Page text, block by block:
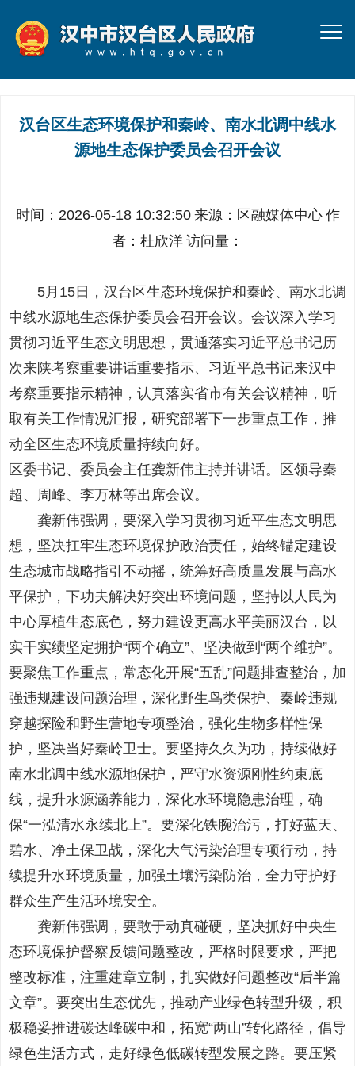
汉台区生态环境保护和秦岭、南水北调中线水
源地生态保护委员会召开会议
时间：2026-05-18 10:32:50 来源： 区融媒体中心 作
者： 杜欣洋 访问量：
5月15日，汉台区生态环境保护和秦岭、南水北调
中线水源地生态保护委员会召开会议。会议深入学习
贯彻习近平生态文明思想，贯通落实习近平总书记历
次来陕考察重要讲话重要指示、习近平总书记来汉中
考察重要指示精神，认真落实省市有关会议精神，听
取有关工作情况汇报，研究部署下一步重点工作，推
动全区生态环境质量持续向好。
区委书记、委员会主任龚新伟主持并讲话。区领导秦
超、周峰、李万林等出席会议。
龚新伟强调，要深入学习贯彻习近平生态文明思
想，坚决扛牢生态环境保护政治责任，始终锚定建设
生态城市战略指引不动摇，统筹好高质量发展与高水
平保护，下功夫解决好突出环境问题，坚持以人民为
中心厚植生态底色，努力建设更高水平美丽汉台，以
实干实绩坚定拥护“两个确立”、坚决做到“两个维护”。
要聚焦工作重点，常态化开展“五乱”问题排查整治，加
强违规建设问题治理，深化野生鸟类保护、秦岭违规
穿越探险和野生营地专项整治，强化生物多样性保
护，坚决当好秦岭卫士。要坚持久久为功，持续做好
南水北调中线水源地保护，严守水资源刚性约束底
线，提升水源涵养能力，深化水环境隐患治理，确
保“一泓清水永续北上”。要深化铁腕治污，打好蓝天、
碧水、净土保卫战，深化大气污染治理专项行动，持
续提升水环境质量，加强土壤污染防治，全力守护好
群众生产生活环境安全。
龚新伟强调，要敢于动真碰硬，坚决抓好中央生
态环境保护督察反馈问题整改，严格时限要求，严把
整改标准，注重建章立制，扎实做好问题整改“后半篇
文章”。要突出生态优先，推动产业绿色转型升级，积
极稳妥推进碳达峰碳中和，拓宽“两山”转化路径，倡导
绿色生活方式，走好绿色低碳转型发展之路。要压紧